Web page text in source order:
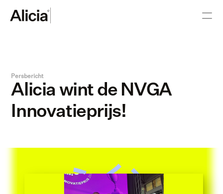
Persbericht
Alicia wint de NVGA
Innovatieprijs!